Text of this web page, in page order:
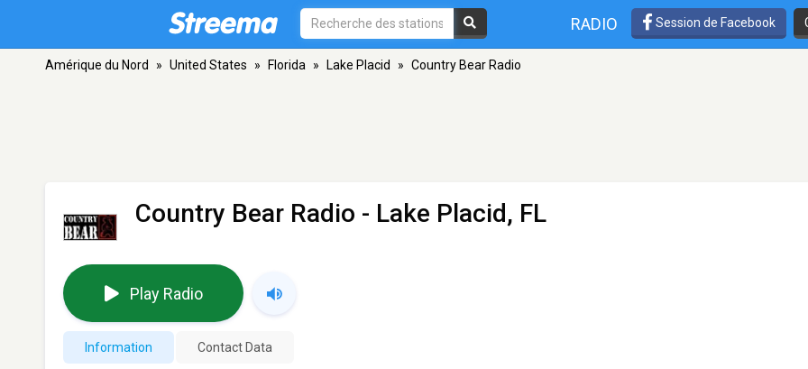
RADIO Session de Facebook
Amérique du Nord » United States » Florida » Lake Placid » Country Bear Radio
Country Bear Radio - Lake Placid, FL
Play Radio
Information Contact Data